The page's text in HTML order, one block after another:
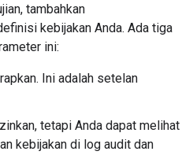
tambahkan
kebijakan Anda. Ada tiga
ini:
Ini adalah setelan
tetapi Anda dapat melihat
kebijakan di log audit dan